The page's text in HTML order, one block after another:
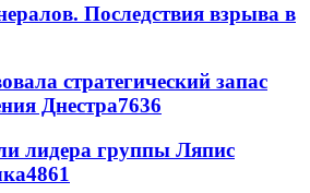
Последствия взрыва в
стратегический запас
Днестра7636
лидера группы Ляпис
4861